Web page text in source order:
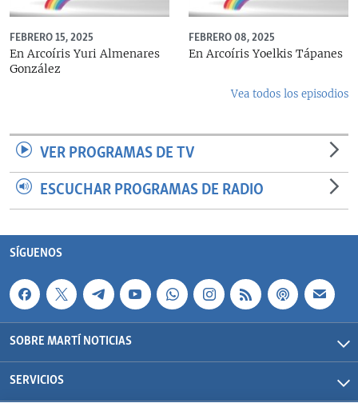
FEBRERO 15, 2025
En Arcoíris Yuri Almenares
González
FEBRERO 08, 2025
En Arcoíris Yoelkis Tápanes
Vea todos los episodios
VER PROGRAMAS DE TV
ESCUCHAR PROGRAMAS DE RADIO
SÍGUENOS
SOBRE MARTÍ NOTICIAS
SERVICIOS